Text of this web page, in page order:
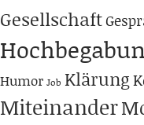
Gesellschaft
Humor Job Klärung
Miteinander